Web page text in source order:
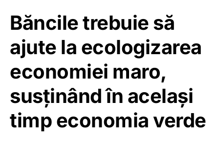
Băncile trebuie să
ajute la ecologizarea
economiei maro,
susținând în același
timp economia verde